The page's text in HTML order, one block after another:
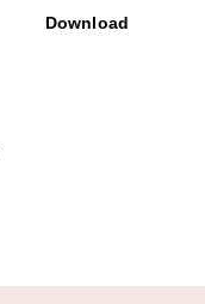
Download